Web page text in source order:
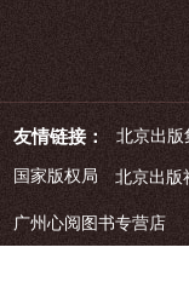
友情链接： 北京出版
国家版权局 北京出版
广州心阅图书专营店